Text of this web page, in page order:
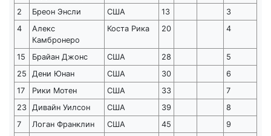
2
Бреон Энсли США 13
3
4
Алекс
Камбронеро
Коста Рика 20 4
15 Брайан Джонс США 28
5
25
Дени Юнан США 30
6
17
Рики Мотен США 33
7
23 Дивайн Уилсон США 39
8
7
Логан Франклин США 45
9